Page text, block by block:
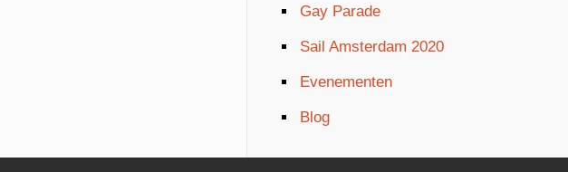
Gay Parade
Sail Amsterdam 2020
Evenementen
Blog